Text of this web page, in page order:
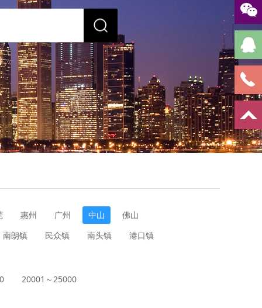
惠州 广州
中山
南朗镇
民众镇 南头镇 港口镇
佛山
20001～25000